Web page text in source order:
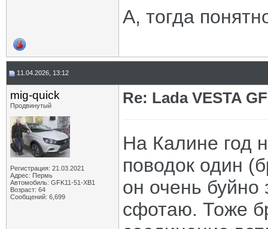
А, тогда
11.04.2026, 13:12
mig-quick
Продвинутый
Регистрация: 21.03.2021
Адрес: Пермь
Автомобиль: GFK11-51-ХВ1
Возраст: 64
Сообщений: 6,699
Re: Lada VESTA
На Калине год
поводок один
он очень буйно
сфотаю. Тоже